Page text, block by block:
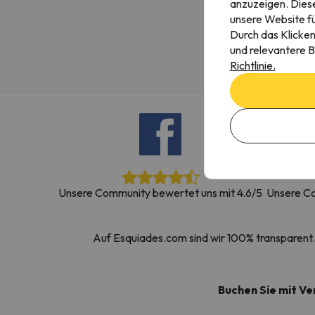
Es sieht so aus, als hätte sich unser Sucher
Unsere Community bewertet uns mit 4.6/5 Unsere
Auf Esquiades.com sind wir 100%
Buchen Sie mit
anzuzeigen.
unsere Website
Durch das
und relevantere
Richtlinie.